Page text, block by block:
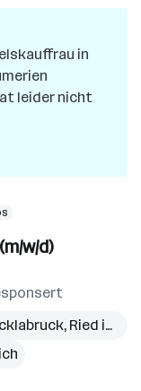
in
leider nicht
w/d)
, Ried im Innkreis